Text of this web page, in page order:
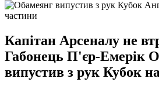
Капітан Арсеналу не
Габонець П'єр-Емерік
випустив з рук Кубок